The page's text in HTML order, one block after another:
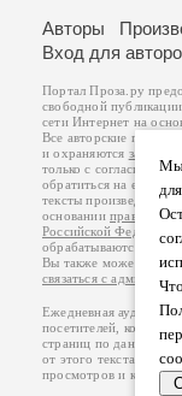
Мы
Авторы
Вход для
Портал Проза.ру
свободной
сети Интернет на
Все авторские права
и охраняются законом
только с согласия его
обратиться на его
тексты произведений
основанииправил
Российской Федерации
обрабатываются на
Вы также можете
связаться с
Ежедневная
посетителей, которые
страниц по данным
от этого текста. В
просмотров и